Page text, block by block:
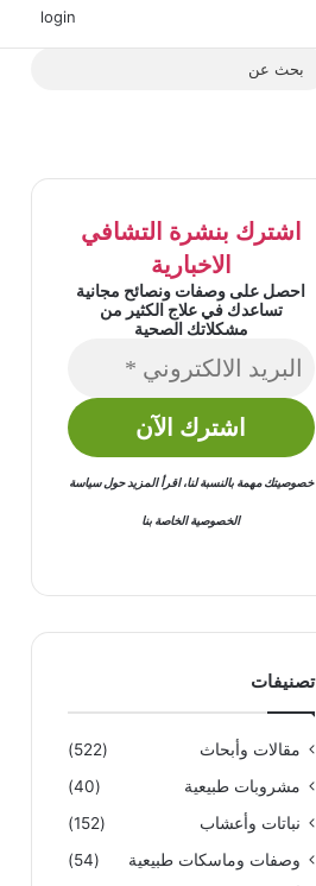
انستقرام
login
اشترك بنشرة التشافي
الاخبارية
احصل على وصفات ونصائح مجانية
تساعدك في علاج الكثير من
مشكلاتك الصحية
خصوصيتك مهمة بالنسبة لنا،اقرأ المزيد حولسياسة
الخصوصيةالخاصة بنا
تصنيفات
مقالات وأبحاث
(522)
مشروبات طبيعية
(40)
نباتات وأعشاب
(152)
وصفات وماسكات طبيعية
(54)